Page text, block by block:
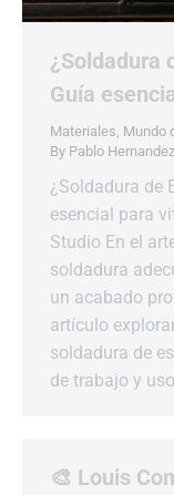
¿Soldadura
Guía
Materiales, Mundo
By Pablo Hernandez
¿Soldadura de
esencial para
Studio En el
soldadura
un acabado
artículo
soldadura de
de trabajo y
🎨 Louis